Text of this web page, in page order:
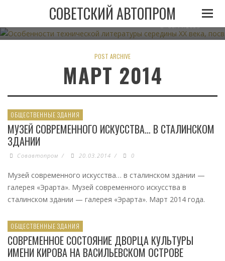
СОВЕТСКИЙ АВТОПРОМ
ОСОБЕННОСТИ ТЕХНИЧЕСКОЙ ЛИТЕРАТУРЫ
АВТОМОБИЛЬНОМУ
06.11.2023
POST ARCHIVE
МАРТ 2014
ОБЩЕСТВЕННЫЕ ЗДАНИЯ
МУЗЕЙ СОВРЕМЕННОГО ИСКУССТВА… В СТАЛИНСКОМ
ЗДАНИИ
Совавтопром / 20.03.2014 / 0
Музей современного искусства… в сталинском здании —
галерея «Эрарта». Музей современного искусства в
сталинском здании — галерея «Эрарта». Март 2014 года.
ОБЩЕСТВЕННЫЕ ЗДАНИЯ
СОВРЕМЕННОЕ СОСТОЯНИЕ ДВОРЦА КУЛЬТУРЫ
ИМЕНИ КИРОВА НА ВАСИЛЬЕВСКОМ ОСТРОВЕ